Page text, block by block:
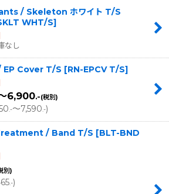
/ Skeleton ホワイト T/S
WHT/S]
なし
EP Cover T/S [RN-EPCV T/S]
6,900.-(税別)
.-～7,590.-)
/ Band T/S [BLT-BND
別)
.-)